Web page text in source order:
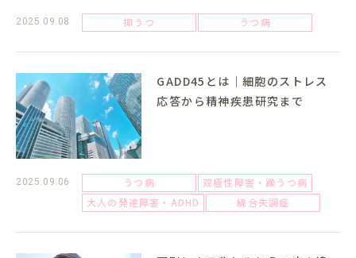
2025.09.08 抑うつ うつ病
GADD45とは｜細胞のストレス
応答から精神疾患研究まで
2025.09.06 うつ病
双極性障害・躁うつ病
大人の発達障害・ADHD
統合失調症